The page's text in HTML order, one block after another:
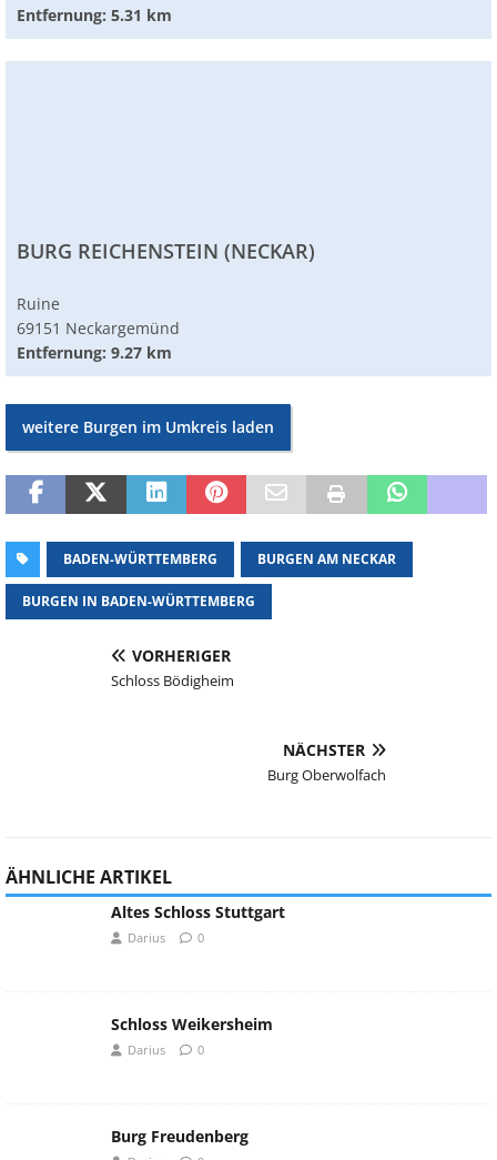
Entfernung: 5.31 km
BURG REICHENSTEIN (NECKAR)
Ruine
69151 Neckargemünd
Entfernung: 9.27 km
weitere Burgen im Umkreis laden
BADEN-WÜRTTEMBERG BURGEN AM NECKAR
BURGEN IN BADEN-WÜRTTEMBERG
VORHERIGER
Schloss Bödigheim
NÄCHSTER
Burg Oberwolfach
ÄHNLICHE ARTIKEL
Altes Schloss Stuttgart
Darius 0
Schloss Weikersheim
Darius 0
Burg Freudenberg